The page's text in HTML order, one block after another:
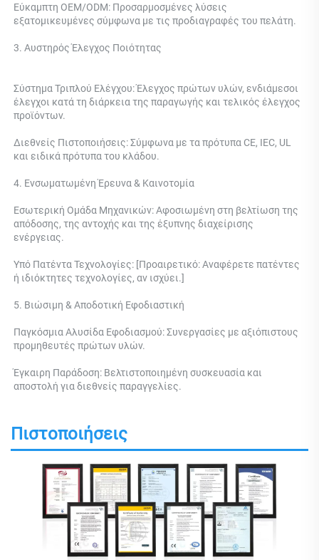
Εύκαμπτη OEM/ODM: Προσαρμοσμένες λύσεις
εξατομικευμένες σύμφωνα με τις προδιαγραφές του πελάτη.
3. Αυστηρός Έλεγχος Ποιότητας
Σύστημα Τριπλού Ελέγχου: Έλεγχος πρώτων υλών, ενδιάμεσοι
έλεγχοι κατά τη διάρκεια της παραγωγής και τελικός έλεγχος
προϊόντων.
Διεθνείς Πιστοποιήσεις: Σύμφωνα με τα πρότυπα CE, IEC, UL
και ειδικά πρότυπα του κλάδου.
4. Ενσωματωμένη Έρευνα & Καινοτομία
Εσωτερική Ομάδα Μηχανικών: Αφοσιωμένη στη βελτίωση της
απόδοσης, της αντοχής και της έξυπνης διαχείρισης
ενέργειας.
Υπό Πατέντα Τεχνολογίες: [Προαιρετικό: Αναφέρετε πατέντες
ή ιδιόκτητες τεχνολογίες, αν ισχύει.]
5. Βιώσιμη & Αποδοτική Εφοδιαστική
Παγκόσμια Αλυσίδα Εφοδιασμού: Συνεργασίες με αξιόπιστους
προμηθευτές πρώτων υλών.
Έγκαιρη Παράδοση: Βελτιστοποιημένη συσκευασία και
αποστολή για διεθνείς παραγγελίες.
Πιστοποιήσεις